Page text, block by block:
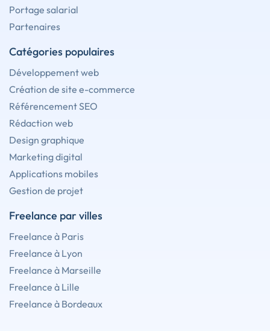
Portage salarial
Partenaires
Catégories populaires
Développement web
Création de site e-commerce
Référencement SEO
Rédaction web
Design graphique
Marketing digital
Applications mobiles
Gestion de projet
Freelance par villes
Freelance à Paris
Freelance à Lyon
Freelance à Marseille
Freelance à Lille
Freelance à Bordeaux